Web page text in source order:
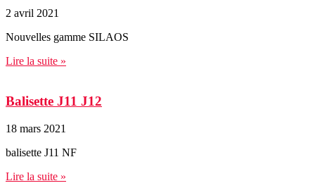
2 avril 2021
Nouvelles gamme SILAOS
Lire la suite »
Balisette J11 J12
18 mars 2021
balisette J11 NF
Lire la suite »